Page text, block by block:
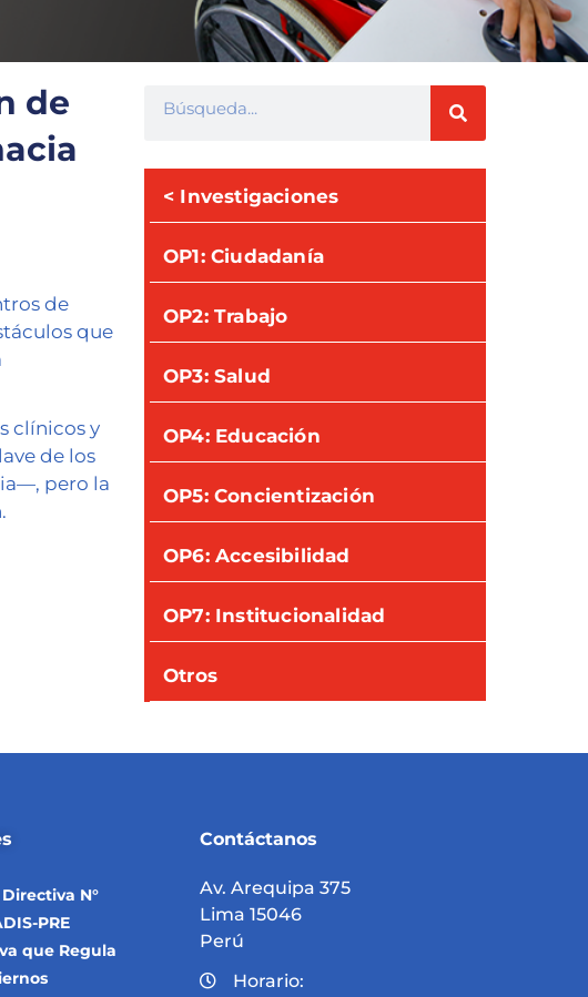
de
de
que
clínicos y
de los
pero la
< Investigaciones
OP1: Ciudadanía
OP2: Trabajo
OP3: Salud
OP4: Educación
OP5: Concientización
OP6: Accesibilidad
OP7: Institucionalidad
Otros
N°
PRE
que Regula
Contáctanos
Av. Arequipa 375
Lima 15046
Perú
Horario: